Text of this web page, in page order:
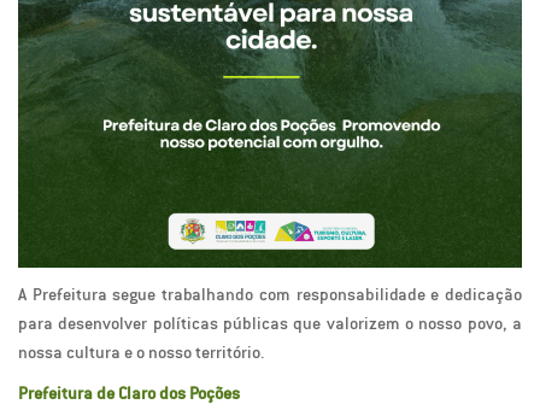
A Prefeitura segue trabalhando com responsabilidade e dedicação
para desenvolver políticas públicas que valorizem o nosso povo, a
nossa cultura e o nosso território.
Prefeitura de Claro dos Poções